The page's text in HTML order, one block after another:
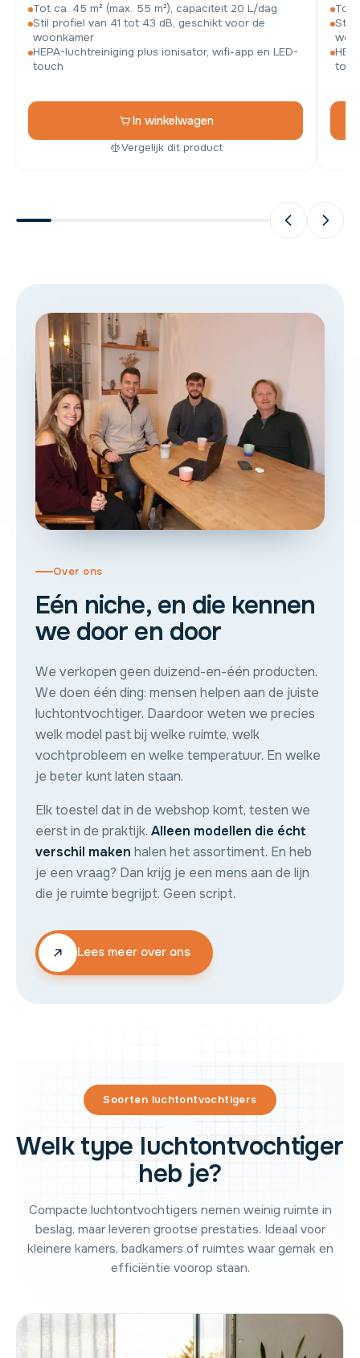
Tot ca. 45 m² (max. 55 m²), capaciteit 20 L/dag
Stil profiel van 41 tot 43 dB, geschikt voor de
woonkamer
HEPA-luchtreiniging plus ionisator, wifi-app en LED-
touch
In winkelwagen
Vergelijk dit product
Tot
Stil
Over ons
Eén niche, en die kennen
we door en door
We verkopen geen duizend-en-één producten.
We doen één ding: mensen helpen aan de juiste
luchtontvochtiger. Daardoor weten we precies
welk model past bij welke ruimte, welk
vochtprobleem en welke temperatuur. En welke
je beter kunt laten staan.
Elk toestel dat in de webshop komt, testen we
eerst in de praktijk. Alleen modellen die écht
verschil maken halen het assortiment. En heb
je een vraag? Dan krijg je een mens aan de lijn
die je ruimte begrijpt. Geen script.
Lees meer over ons
Soorten luchtontvochtigers
Welk type luchtontvochtiger
heb je?
Compacte luchtontvochtigers nemen weinig ruimte in
beslag, maar leveren grootse prestaties. Ideaal voor
kleinere kamers, badkamers of ruimtes waar gemak en
efficiëntie voorop staan.